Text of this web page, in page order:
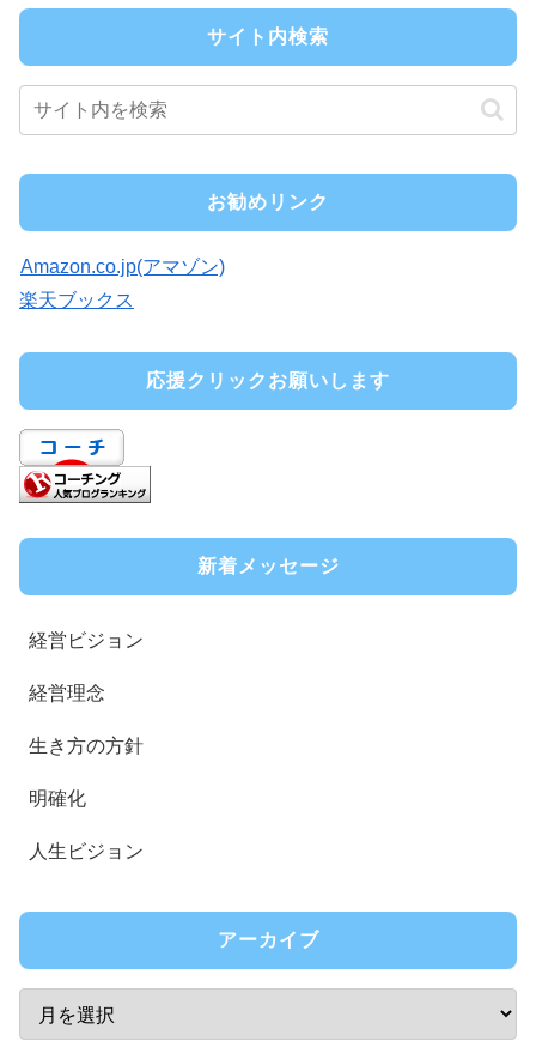
サイト内検索
お勧めリンク
Amazon.co.jp(アマゾン)
楽天ブックス
応援クリックお願いします
新着メッセージ
経営ビジョン
経営理念
生き方の方針
明確化
人生ビジョン
アーカイブ